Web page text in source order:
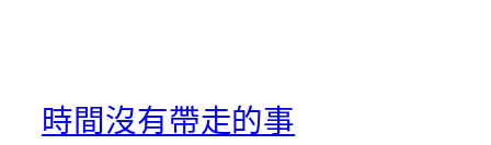
時間沒有帶走的事